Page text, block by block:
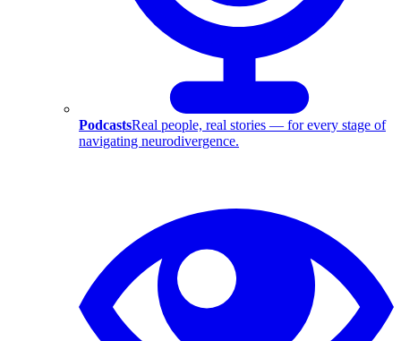
PodcastsReal people, real stories — for every stage of
navigating neurodivergence.